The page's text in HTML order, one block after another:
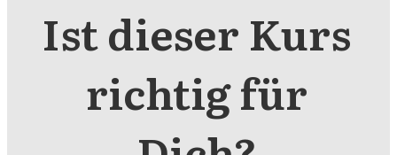
Ist dieser Kurs
richtig für